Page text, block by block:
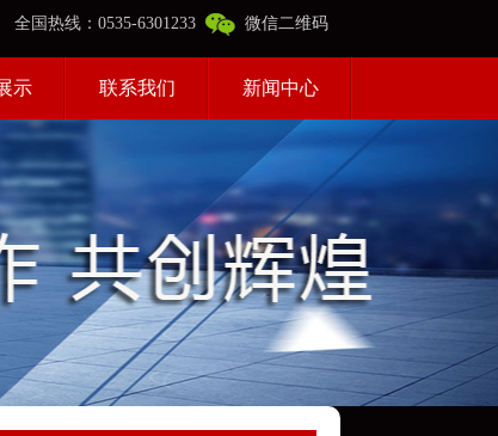
全国热线：0535-6301233 微信二维码
示 联系我们 新闻中心